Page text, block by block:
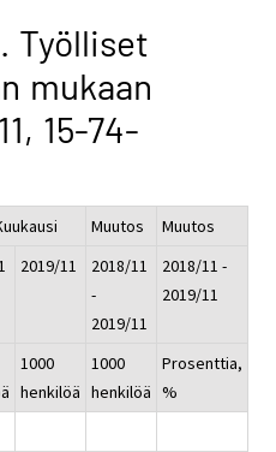
Työlliset
mukaan
15-74-
Muutos
Muutos
2019/11
2018/11
-
2019/11
2018/11 -
2019/11
1000
henkilöä
1000
henkilöä
Prosenttia,
%